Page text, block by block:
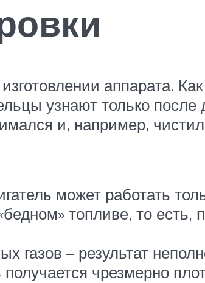
аппарата.
узнают только после
и, например,
может работать
топливе, то есть,
– результат
чрезмерно